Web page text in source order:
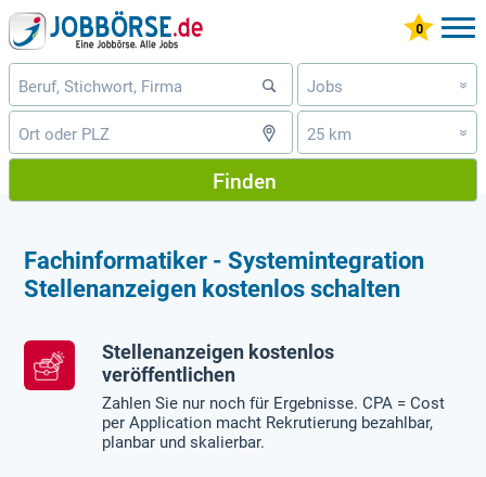
Jobs »
25 km »
Finden
Fachinformatiker - Systemintegration
Stellenanzeigen kostenlos schalten
Stellenanzeigen kostenlos
veröffentlichen
Zahlen Sie nur noch für Ergebnisse. CPA = Cost
per Application macht Rekrutierung bezahlbar,
planbar und skalierbar.